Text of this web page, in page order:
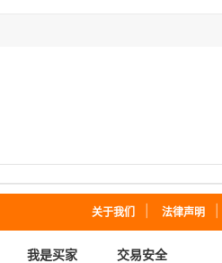
关于我们 法律声明
我是买家 交易安全